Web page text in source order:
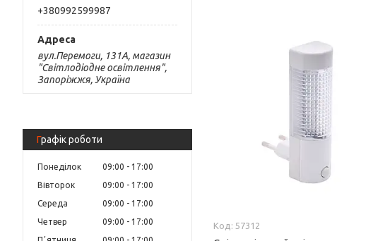
+380992599987
вул.Перемоги, 131А, магазин
"Світлодіодне освітлення",
Запоріжжя, Україна
Графік роботи
Понеділок 09:00
17:00
Вівторок
09:00
17:00
Середа
09:00
17:00
Четвер
09:00
17:00
57312